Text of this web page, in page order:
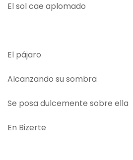
El sol cae aplomado
El pájaro
Alcanzando su sombra
Se posa dulcemente sobre ella
En Bizerte